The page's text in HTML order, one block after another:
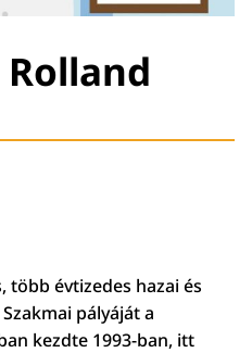
több évtizedes hazai és
pályáját a
kezdte 1993-ban, itt